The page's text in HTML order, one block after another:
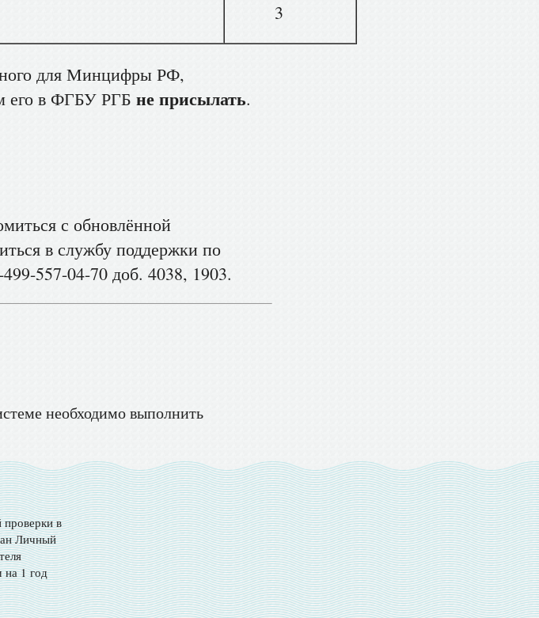
3
для Минцифры РФ,
его в ФГБУ РГБ не присылать.
с обновлённой
в службу поддержки по
557-04-70 доб. 4038, 1903.
необходимо выполнить
в
Личный
на 1 год